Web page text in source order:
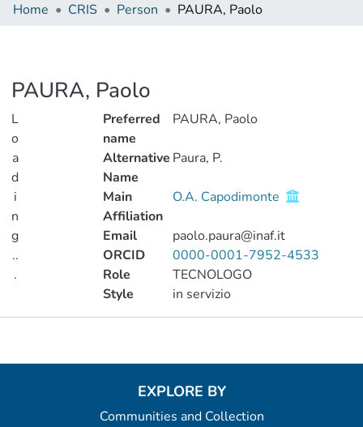
Home CRIS Person PAURA, Paolo
PAURA, Paolo
L
o
a
d
i
n
g
..
.
Preferred
name
PAURA, Paolo
Alternative
Name
Paura, P.
Main
Affiliation
O.A. Capodimonte
Email
paolo.paura@inaf.it
ORCID
0000-0001-7952-4533
Role
TECNOLOGO
Style
in servizio
EXPLORE BY
Communities and Collection